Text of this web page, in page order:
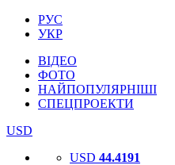
РУС
УКР
ВІДЕО
ФОТО
НАЙПОПУЛЯРНІШІ
СПЕЦПРОЕКТИ
USD
USD 44.4191